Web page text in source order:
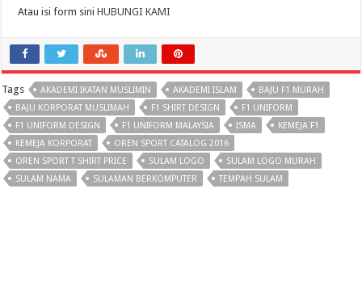
Atau isi form siniHUBUNGI KAMI
Tags AKADEMI IKATAN MUSLIMIN AKADEMI ISLAM
BAJU F1 MURAH
BAJU KORPORAT MUSLIMAH
F1 SHIRT DESIGN
F1 UNIFORM
F1 UNIFORM DESIGN
F1 UNIFORM MALAYSIA ISMA
KEMEJA F1
KEMEJA KORPORAT
OREN SPORT CATALOG 2016
OREN SPORT T SHIRT PRICE
SULAM LOGO
SULAM LOGO MURAH
SULAM NAMA
SULAMAN BERKOMPUTER TEMPAH SULAM